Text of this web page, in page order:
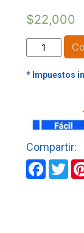
$22,000
PANEL
LED
REDONDO
DE
24W
MERCURY
cantidad